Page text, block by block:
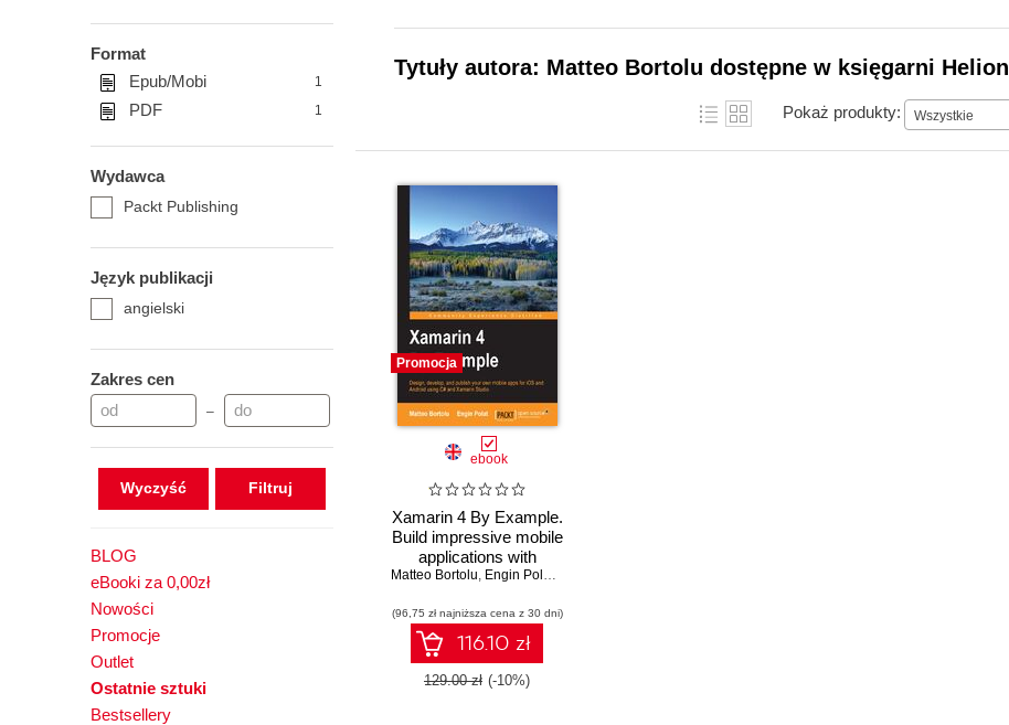
Format
Epub/Mobi
1
PDF 1
Wydawca
Packt Publishing
Język publikacji
angielski
Zakres cen
–
Wyczyść
BLOG
eBooki za 0,00zł
Nowości
Promocje
Outlet
Ostatnie sztuki
Bestsellery
Tytuły autora: Matteo Bortolu dostępne w księgarni Helion
Pokaż produkty: Wszystkie
Promocja
ebook
Xamarin 4 By Example.
Build impressive mobile
applications with
Xamarin Studio 6
Matteo Bortolu, Engin Polat ,
(96,75 zł najniższa cena z 30 dni)
116.10 zł
129.00 zł (-10%)